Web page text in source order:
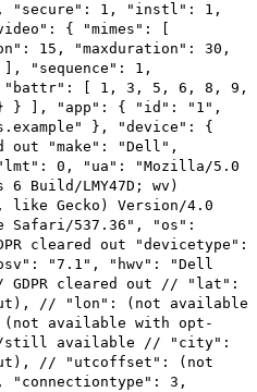
платформах
игр
"secure": 1, "instl": 1,
{ "mimes": [
15, "maxduration": 30,
"sequence": 1,
[ 1, 3, 5, 6, 8, 9,
} } ], "app": { "id": "1",
}, "device": {
out "make": "Dell",
"lmt": 0, "ua": "Mozilla/5.0
Build/LMY47D; wv)
like Gecko) Version/4.0
Safari/537.36", "os":
cleared out "devicetype":
"7.1", "hwv": "Dell
GDPR cleared out // "lat":
// "lon": (not available
available with opt-
still available // "city":
// "utcoffset": (not
3,